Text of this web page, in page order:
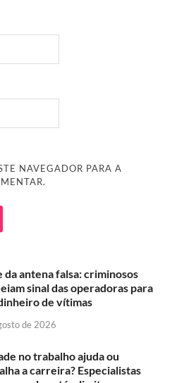
NAVEGADOR PARA A
da antena falsa: criminosos
sinal das operadoras para
de vítimas
de 2026
no trabalho ajuda ou
a carreira? Especialistas